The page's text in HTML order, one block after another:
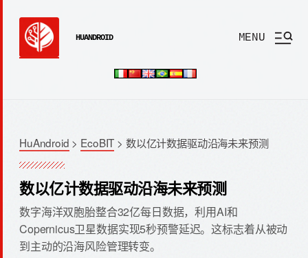
HUANDROID MENU
HuAndroid > EcoBIT > 数以亿计数据驱动沿海未来预测
数以亿计数据驱动沿海未来预测
数字海洋双胞胎整合32亿每日数据，利用AI和
Copernicus卫星数据实现5秒预警延迟。这标志着从被动
到主动的沿海风险管理转变。